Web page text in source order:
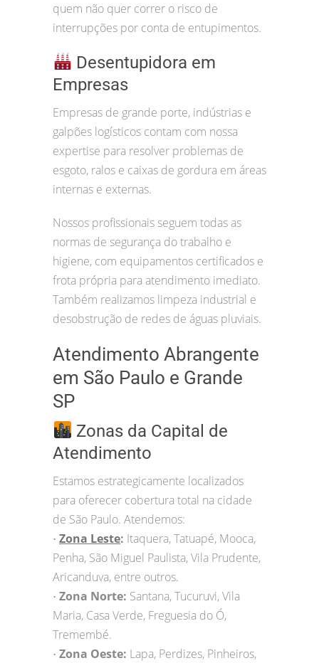
quem não quer correr o risco de
interrupções por conta de entupimentos.
Desentupidora em
Empresas
Empresas de grande porte, indústrias e
galpões logísticos contam com nossa
expertise para resolver problemas de
esgoto, ralos e caixas de gordura em áreas
internas e externas.
Nossos profissionais seguem todas as
normas de segurança do trabalho e
higiene, com equipamentos certificados e
frota própria para atendimento imediato.
Também realizamos limpeza industrial e
desobstrução de redes de águas pluviais.
Atendimento Abrangente
em São Paulo e Grande
SP
Zonas da Capital de
Atendimento
Estamos estrategicamente localizados
para oferecer cobertura total na cidade
de São Paulo. Atendemos:
• Zona Leste: Itaquera, Tatuapé, Mooca,
Penha, São Miguel Paulista, Vila Prudente,
Aricanduva, entre outros.
• Zona Norte: Santana, Tucuruvi, Vila
Maria, Casa Verde, Freguesia do Ó,
Tremembé.
• Zona Oeste: Lapa, Perdizes, Pinheiros,